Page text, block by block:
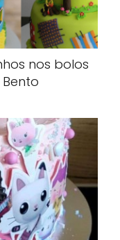
nos bolos